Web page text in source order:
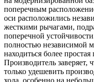
поперечным
оси расположились
жесткими рычагами,
поперечной
полностью независимой
находиться более
Производитель заверяет,
только удешевить
хода, особенно на